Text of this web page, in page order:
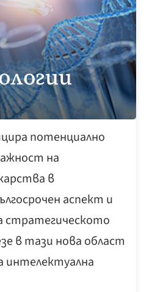
потенциално
на
в
аспект и
стратегическото
в тази нова област
интелектуална